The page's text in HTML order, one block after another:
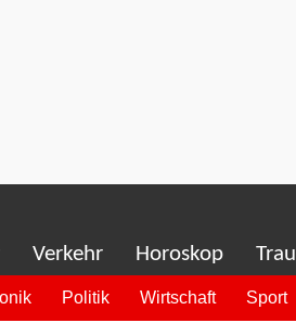
Verkehr Horoskop
Politik Wirtschaft Sport